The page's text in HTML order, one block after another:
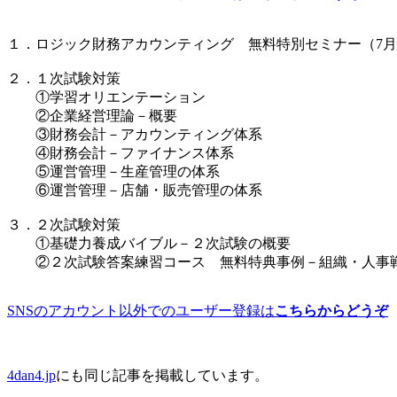
１．ロジック財務アカウンティング 無料特別セミナー（7月
２．１次試験対策
①学習オリエンテーション
②企業経営理論－概要
③財務会計－アカウンティング体系
④財務会計－ファイナンス体系
⑤運営管理－生産管理の体系
⑥運営管理－店舗・販売管理の体系
３．２次試験対策
①基礎力養成バイブル－２次試験の概要
②２次試験答案練習コース 無料特典事例－組織・人事
SNSのアカウント以外でのユーザー登録はこちらからどうぞ
4dan4.jpにも同じ記事を掲載しています。